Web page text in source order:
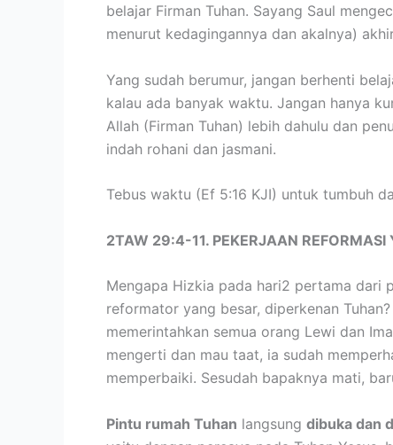
belajar Firman Tuhan. Sayang Saul
menurut kedagingannya dan akalnya)
Yang sudah berumur, jangan berhenti
kalau ada banyak waktu. Jangan hanya
Allah (Firman Tuhan) lebih dahulu dan
indah rohani dan jasmani.
Tebus waktu (Ef 5:16 KJI) untuk tumbuh
2TAW 29:4-11. PEKERJAAN REFORMASI
Mengapa Hizkia pada hari2 pertama dari
reformator yang besar, diperkenan
memerintahkan semua orang Lewi dan
mengerti dan mau taat, ia sudah
memperbaiki. Sesudah bapaknya mati,
Pintu rumah Tuhan langsung dibuka dan